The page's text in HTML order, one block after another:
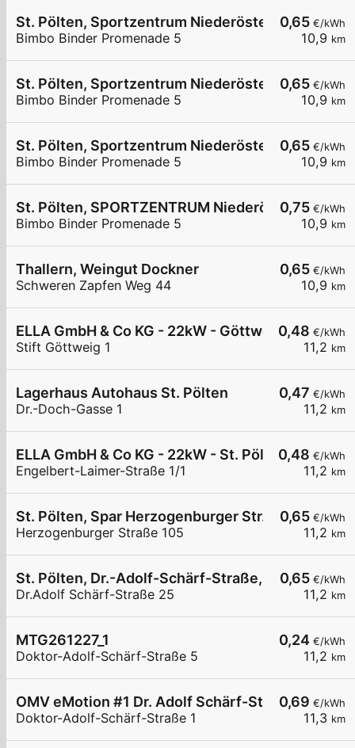
0,65 €/kWh
10,9 km
St. Pölten, Sportzentrum Niederösterreich,
Bimbo Binder Promenade 5
0,65 €/kWh
10,9 km
St. Pölten, Sportzentrum Niederösterreich,
Bimbo Binder Promenade 5
0,65 €/kWh
10,9 km
St. Pölten, Sportzentrum Niederösterreich,
Bimbo Binder Promenade 5
0,75 €/kWh
10,9 km
St. Pölten, SPORTZENTRUM Niederösterreich
Bimbo Binder Promenade 5
0,65 €/kWh
10,9 km
Thallern, Weingut Dockner
Schweren Zapfen Weg 44
0,48 €/kWh
11,2 km
ELLA GmbH & Co KG - 22kW - Göttweig -
Stift Göttweig 1
0,47 €/kWh
11,2 km
Lagerhaus Autohaus St. Pölten
Dr.-Doch-Gasse 1
0,48 €/kWh
11,2 km
ELLA GmbH & Co KG - 22kW - St. Pölten -
Engelbert-Laimer-Straße 1/1
0,65 €/kWh
11,2 km
St. Pölten, Spar Herzogenburger Str.
Herzogenburger Straße 105
0,65 €/kWh
11,2 km
St. Pölten, Dr.-Adolf-Schärf-Straße,
Dr.Adolf Schärf-Straße 25
0,24 €/kWh
11,2 km
MTG261227_1
Doktor-Adolf-Schärf-Straße 5
0,69 €/kWh
11,3 km
OMV eMotion #1 Dr. Adolf Schärf-Straße St.
Doktor-Adolf-Schärf-Straße 1